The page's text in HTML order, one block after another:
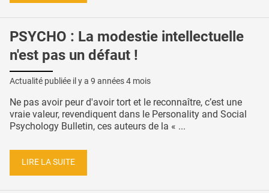
PSYCHO : La modestie intellectuelle
n'est pas un défaut !
Actualité publiée il y a 9 années 4 mois
Ne pas avoir peur d'avoir tort et le reconnaître, c’est une
vraie valeur, revendiquent dans le Personality and Social
Psychology Bulletin, ces auteurs de la « ...
LIRE LA SUITE